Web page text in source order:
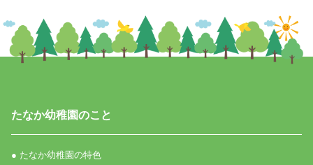
たなか幼稚園のこと
● たなか幼稚園の特色